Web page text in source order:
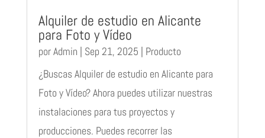
Alquiler de estudio en Alicante
para Foto y Vídeo
porAdmin | Sep 21, 2025 | Producto
¿Buscas Alquiler de estudio en Alicante para
Foto y Vídeo? Ahora puedes utilizar nuestras
instalaciones para tus proyectos y
producciones. Puedes recorrer las